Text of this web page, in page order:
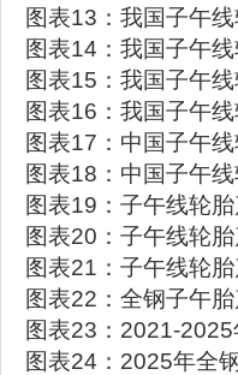
图表13：我国子午
图表14：我国子午
图表15：我国子午
图表16：我国子午
图表17：中国子午
图表18：中国子午
图表19：子午线轮
图表20：子午线轮
图表21：子午线轮
图表22：全钢子午
图表23：2021-
图表24：2025年全